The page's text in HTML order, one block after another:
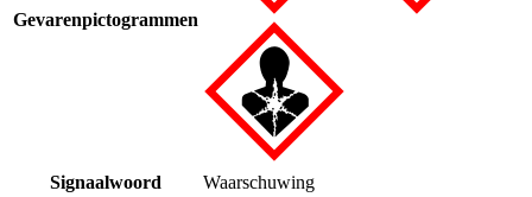
Gevarenpictogrammen
Signaalwoord Waarschuwing